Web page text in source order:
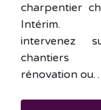
charpentier
Intérim.
intervenez
rénovation